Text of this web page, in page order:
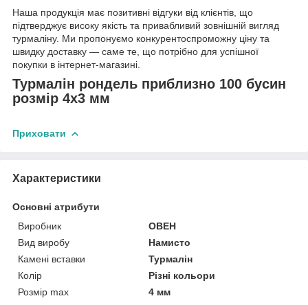
Наша продукція має позитивні відгуки від клієнтів, що
підтверджує високу якість та привабливий зовнішній вигляд
турмаліну. Ми пропонуємо конкурентоспроможну ціну та
швидку доставку — саме те, що потрібно для успішної
покупки в інтернет-магазині.
Турмалін рондель приблизно 100 бусин
розмір 4x3 мм
Приховати
Характеристики
Основні атрибути
Виробник
ОВЕН
Вид виробу
Намисто
Камені вставки
Турмалін
Колір
Різні кольори
Розмір max
4 мм